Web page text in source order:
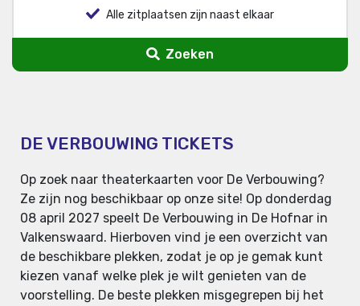
Alle zitplaatsen zijn naast elkaar
Zoeken
DE VERBOUWING TICKETS
Op zoek naar theaterkaarten voor De Verbouwing?
Ze zijn nog beschikbaar op onze site! Op donderdag
08 april 2027 speelt De Verbouwing in De Hofnar in
Valkenswaard. Hierboven vind je een overzicht van
de beschikbare plekken, zodat je op je gemak kunt
kiezen vanaf welke plek je wilt genieten van de
voorstelling. De beste plekken misgegrepen bij het